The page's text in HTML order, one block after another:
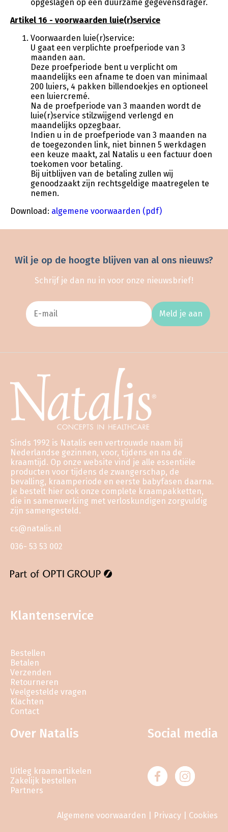
opgeslagen op een duurzame gegevensdrager.
Artikel 16 - voorwaarden luie(r)service
Voorwaarden luie(r)service:
U gaat een verplichte proefperiode van 3
maanden aan.
Deze proefperiode bent u verplicht om
maandelijks een afname te doen van minimaal
200 luiers, 4 pakken billendoekjes en optioneel
een luiercremé.
Na de proefperiode van 3 maanden wordt de
luie(r)service stilzwijgend verlengd en
maandelijks opzegbaar.
Indien u in de proefperiode van 3 maanden na
de toegezonden link, niet binnen 5 werkdagen
een keuze maakt, zal Natalis u een factuur doen
toekomen voor betaling.
Bij uitblijven van de betaling zullen wij
genoodzaakt zijn rechtsgeldige maatregelen te
nemen.
Download: algemene voorwaarden (pdf)
Wil je op de hoogte blijven van al ons nieuws?
Schrijf je dan nu in voor onze nieuwsbrief!
Meld je aan
Sinds 1992 is Natalis een vertrouwde naam bij
Nederlandse gezinnen, voor, tijdens en na de
kraamtijd. Op onze website vind je alle essentiële
producten voor tijdens de zwangerschap, de
bevalling, kraamperiode en eerste babyfasen daarna.
Je bestelt hier ook onze complete kraampakketten,
die in samenwerking met verloskundigen zorgvuldig
zijn samengesteld.
cs@natalis.nl
036- 53 53 002
Klantenservice
Bestellen
Betalen
Verzenden
Retourneren
Veelgestelde vragen
Klachten
Contact
Over Natalis
Uitleg kraamartikelen
Zakelijk bestellen
Partners
Social media
Algemene voorwaarden Privacy Cookies